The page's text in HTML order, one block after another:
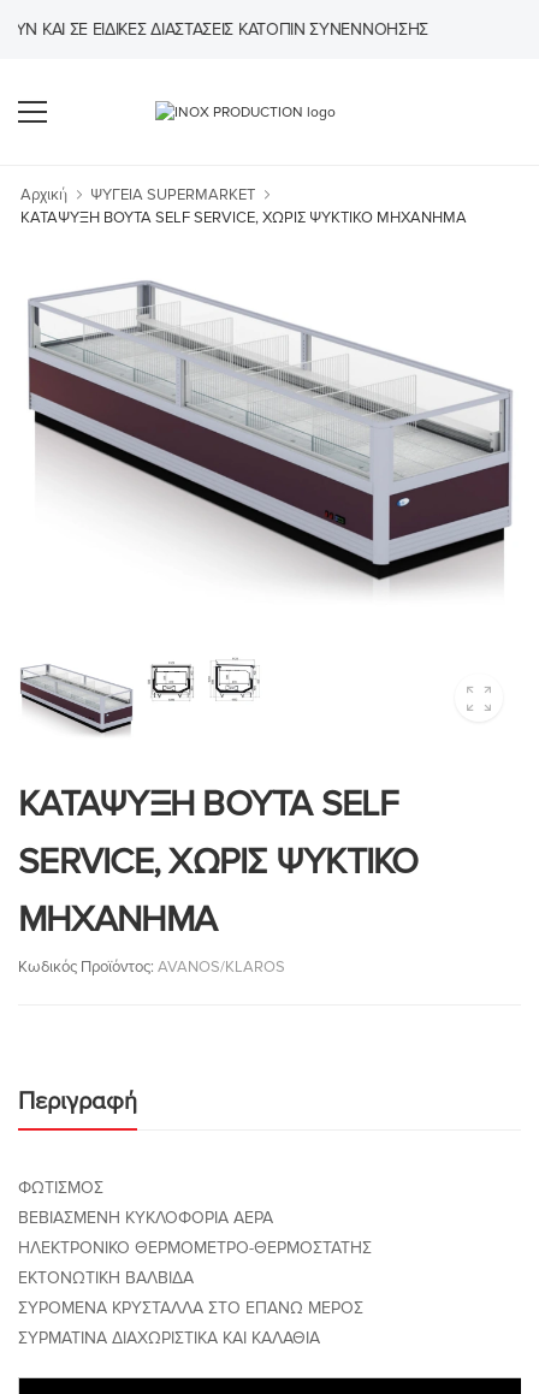
ΣΕ ΕΙΔΙΚΈΣ ΔΙΑΣΤΆΣΕΙΣ ΚΑΤΌΠΙΝ ΣΥΝΕΝΝΌΗΣΗΣ
Αρχική
ΨΥΓΕΙΑ SUPERMARKET
ΚΑΤΑΨΥΞΗ ΒΟΥΤΑ SELF SERVICE, ΧΩΡΙΣ ΨΥΚΤΙΚΟ ΜΗΧΑΝΗΜΑ
ΚΑΤΑΨΥΞΗ ΒΟΥΤΑ SELF
SERVICE, ΧΩΡΙΣ ΨΥΚΤΙΚΟ
ΜΗΧΑΝΗΜΑ
Κωδικός Προϊόντος: AVANOS/KLAROS
Περιγραφή
ΦΩΤΙΣΜΟΣ
ΒΕΒΙΑΣΜΕΝΗ ΚΥΚΛΟΦΟΡΙΑ ΑΕΡΑ
ΗΛΕΚΤΡΟΝΙΚΟ ΘΕΡΜΟΜΕΤΡΟ-ΘΕΡΜΟΣΤΑΤΗΣ
ΕΚΤΟΝΩΤΙΚΗ ΒΑΛΒΙΔΑ
ΣΥΡΟΜΕΝΑ ΚΡΥΣΤΑΛΛΑ ΣΤΟ ΕΠΑΝΩ ΜΕΡΟΣ
ΣΥΡΜΑΤΙΝΑ ΔΙΑΧΩΡΙΣΤΙΚΑ ΚΑΙ ΚΑΛΑΘΙΑ